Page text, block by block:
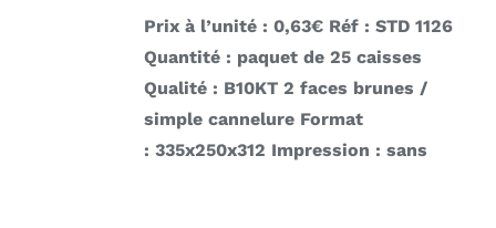
Prix à l’unité : 0,63€ Réf : STD 1126
Quantité : paquet de 25 caisses
Qualité : B10KT 2 faces brunes /
simple cannelure Format
: 335x250x312 Impression : sans